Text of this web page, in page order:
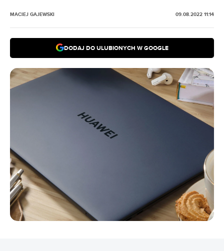
MACIEJ GAJEWSKI 09.08.2022 11:14
DODAJ DO ULUBIONYCH W GOOGLE